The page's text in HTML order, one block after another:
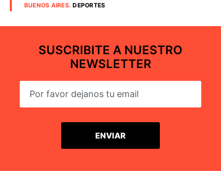
BUENOS AIRES.DEPORTES
SUSCRIBITE A NUESTRO
NEWSLETTER